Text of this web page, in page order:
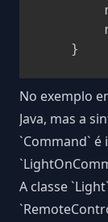
}
No exemplo
Java, mas a
`Command` é
`
A classe`Light`
`